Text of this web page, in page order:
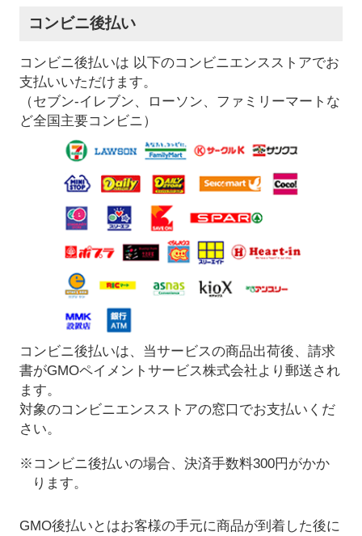
コンビニ後払い
コンビニ後払いは 以下のコンビニエンスストアでお
支払いいただけます。
（セブン-イレブン、ローソン、ファミリーマートな
ど全国主要コンビニ）
コンビニ後払いは、当サービスの商品出荷後、請求
書がGMOペイメントサービス株式会社より郵送され
ます。
対象のコンビニエンスストアの窓口でお支払いくだ
さい。
※コンビニ後払いの場合、決済手数料300円がかか
ります。
GMO後払いとはお客様の手元に商品が到着した後に